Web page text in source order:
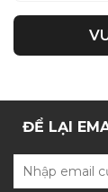
ĐỂ LẠI